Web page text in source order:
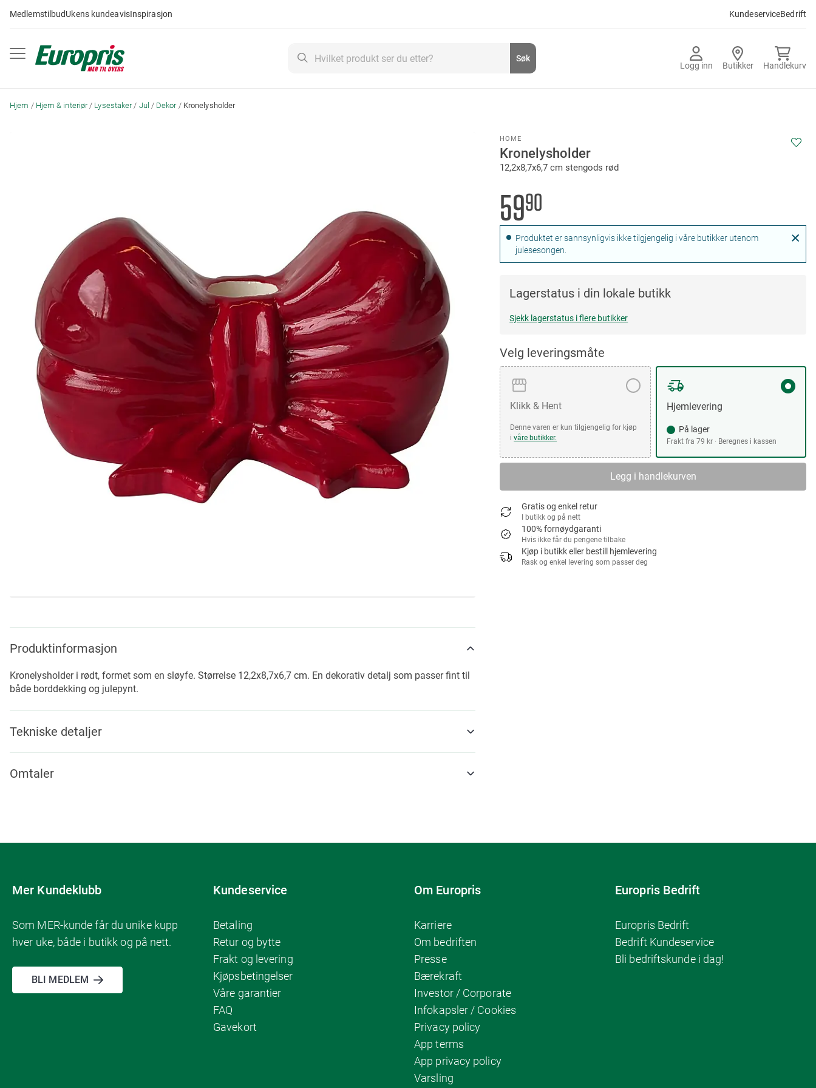
til
MedlemstilbudUkens kundeavisInspirasjon KundeserviceBedrift
Logg inn Butikker Handlekurv
Søk
Hjem Hjem & interiør Lysestaker Jul Dekor Kronelysholder
HOME
Kronelysholder
12,2x8,7x6,7 cm stengods rød
5990
Produktet er sannsynligvis ikke tilgjengelig i våre butikker utenom
julesesongen.
Lagerstatus i din lokale butikk
Sjekk lagerstatus i flere butikker
Velg leveringsmåte
Klikk & Hent
Denne varen er kun tilgjengelig for kjøp
ivåre butikker.
Hjemlevering
På lager
Frakt fra 79 kr · Beregnes i kassen
Legg i handlekurven
Gratis og enkel retur
I butikk og på nett
100% fornøydgaranti
Hvis ikke får du pengene tilbake
Kjøp i butikk eller bestill hjemlevering
Rask og enkel levering som passer deg
the
beginning
the
images
Produktinformasjon
Kronelysholder i rødt, formet som en sløyfe. Størrelse 12,2x8,7x6,7 cm. En dekorativ detalj som passer fint til
både borddekking og julepynt.
Tekniske detaljer
Omtaler
Mer Kundeklubb
Som MER-kunde får du unike kupp
hver uke, både i butikk og på nett.
BLI MEDLEM
Kundeservice
Betaling
Retur og bytte
Frakt og levering
Kjøpsbetingelser
Våre garantier
FAQ
Gavekort
Om Europris
Karriere
Om bedriften
Presse
Bærekraft
Investor / Corporate
Infokapsler / Cookies
Privacy policy
App terms
App privacy policy
Varsling
Europris Bedrift
Europris Bedrift
Bedrift Kundeservice
Bli bedriftskunde i dag!